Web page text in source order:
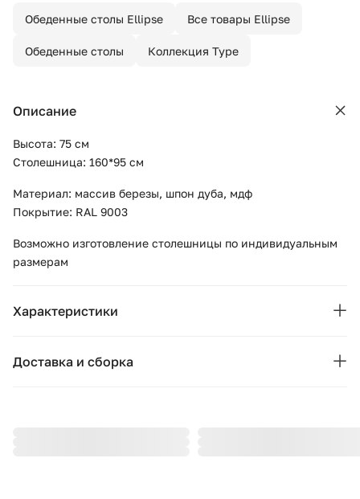
Обеденные столы Ellipse Все товары Ellipse
Обеденные столы Коллекция Type
Описание
Высота: 75 см
Столешница: 160*95 см
Материал: массив березы, шпон дуба, мдф
Покрытие: RAL 9003
Возможно изготовление столешницы по индивидуальным
размерам
Характеристики
Бренд:
Доставка и сборка